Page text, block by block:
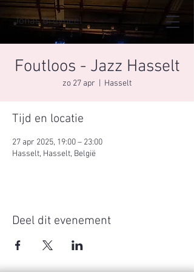
Jonas Bruyneel
Foutloos - Jazz Hasselt
zo 27 apr Hasselt
Tijd en locatie
27 apr 2025, 19:00 – 23:00
Hasselt, Hasselt, België
Deel dit evenement